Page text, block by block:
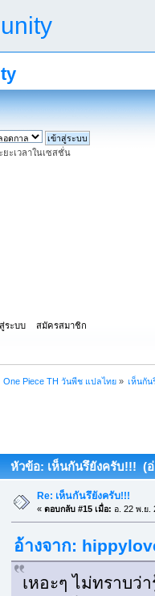
ะเวลาในเซสชั่น
ระบบ สมัครสมาชิก
One Piece TH วันพีช แปลไทย» เห็นกัน
หัวข้อ: เห็นกันรึยังครับ!!! (อ่
Re: เห็นกันรึยังครับ!!!
« ตอบกลับ #15 เมื่อ: อ. 22 พ.ย.
อ้างจาก:
เหอะๆ ไม่ทราบว่